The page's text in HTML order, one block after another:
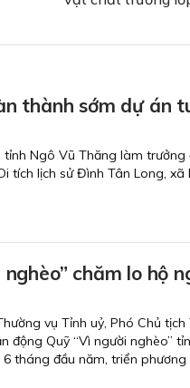
thành sớm dự án
Ngô Vũ Thăng làm trưởng
tích lịch sử Đình Tân Long, xã
chăm lo hộ
vụ Tỉnh uỷ, Phó Chủ
động Quỹ “Vì người nghèo”
tháng đầu năm, triển